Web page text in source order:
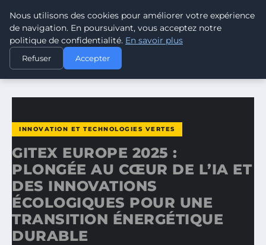
CLIMATE GUARDIAN
ACCUEIL
INNOVATION ET TECHNOLOGIES VERTES
GITEX EUROPE 2025 : PLONGÉE AU CŒUR DE L’IA ET DES…
INNOVATION ET TECHNOLOGIES VERTES
GITEX EUROPE 2025 :
PLONGÉE AU CŒUR DE L’IA ET
DES INNOVATIONS
ÉCOLOGIQUES POUR UNE
TRANSITION ÉNERGÉTIQUE
DURABLE
Nous utilisons des cookies pour améliorer votre expérience
de navigation. En poursuivant, vous acceptez notre
politique de confidentialité. En savoir plus
Refuser Accepter